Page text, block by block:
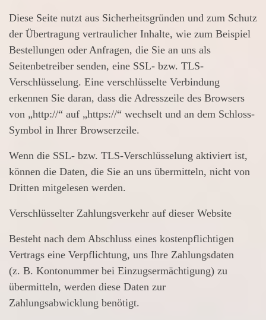
Diese Seite nutzt aus Sicherheitsgründen und zum Schutz
der Übertragung vertraulicher Inhalte, wie zum Beispiel
Bestellungen oder Anfragen, die Sie an uns als
Seitenbetreiber senden, eine SSL- bzw. TLS-
Verschlüsselung. Eine verschlüsselte Verbindung
erkennen Sie daran, dass die Adresszeile des Browsers
von „http://“ auf „https://“ wechselt und an dem Schloss-
Symbol in Ihrer Browserzeile.
Wenn die SSL- bzw. TLS-Verschlüsselung aktiviert ist,
können die Daten, die Sie an uns übermitteln, nicht von
Dritten mitgelesen werden.
Verschlüsselter Zahlungsverkehr auf dieser Website
Besteht nach dem Abschluss eines kostenpflichtigen
Vertrags eine Verpflichtung, uns Ihre Zahlungsdaten
(z. B. Kontonummer bei Einzugsermächtigung) zu
übermitteln, werden diese Daten zur
Zahlungsabwicklung benötigt.